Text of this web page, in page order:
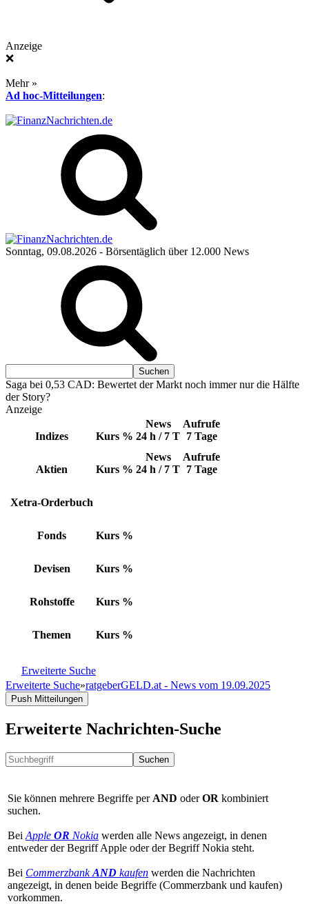
Anzeige
❌
Mehr »
Ad hoc-Mitteilungen:
Sonntag, 09.08.2026 - Börsentäglich über 12.000 News
Saga bei 0,53 CAD: Bewertet der Markt noch immer nur die Hälfte
der Story?
Anzeige
Indizes Kurs %
News
24 h / 7 T
Aufrufe
7 Tage
Aktien Kurs %
News
24 h / 7 T
Aufrufe
7 Tage
Xetra-Orderbuch
Fonds Kurs %
Devisen Kurs %
Rohstoffe Kurs %
Themen Kurs %
Erweiterte Suche
Erweiterte Suche»ratgeberGELD.at - News vom 19.09.2025
Push Mitteilungen
Erweiterte Nachrichten-Suche
Suchen
Sie können mehrere Begriffe per AND oderOR kombiniert
suchen.
Bei Apple OR Nokia werden alle News angezeigt, in denen
entweder der Begriff Apple oder der Begriff Nokia steht.
Bei CommerzbankAND kaufen werden die Nachrichten
angezeigt, in denen beide Begriffe (Commerzbank und kaufen)
vorkommen.